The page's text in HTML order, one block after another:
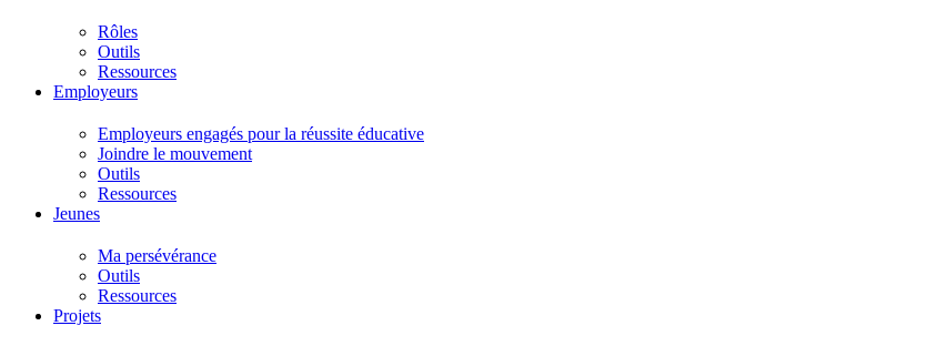
Rôles
Outils
Ressources
Employeurs
Employeurs engagés pour la réussite éducative
Joindre le mouvement
Outils
Ressources
Jeunes
Ma persévérance
Outils
Ressources
Projets